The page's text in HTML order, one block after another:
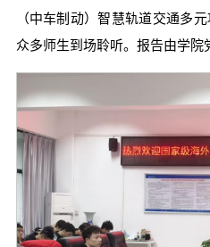
（中车制动）智慧轨道交通多
众多师生到场聆听。报告由学院